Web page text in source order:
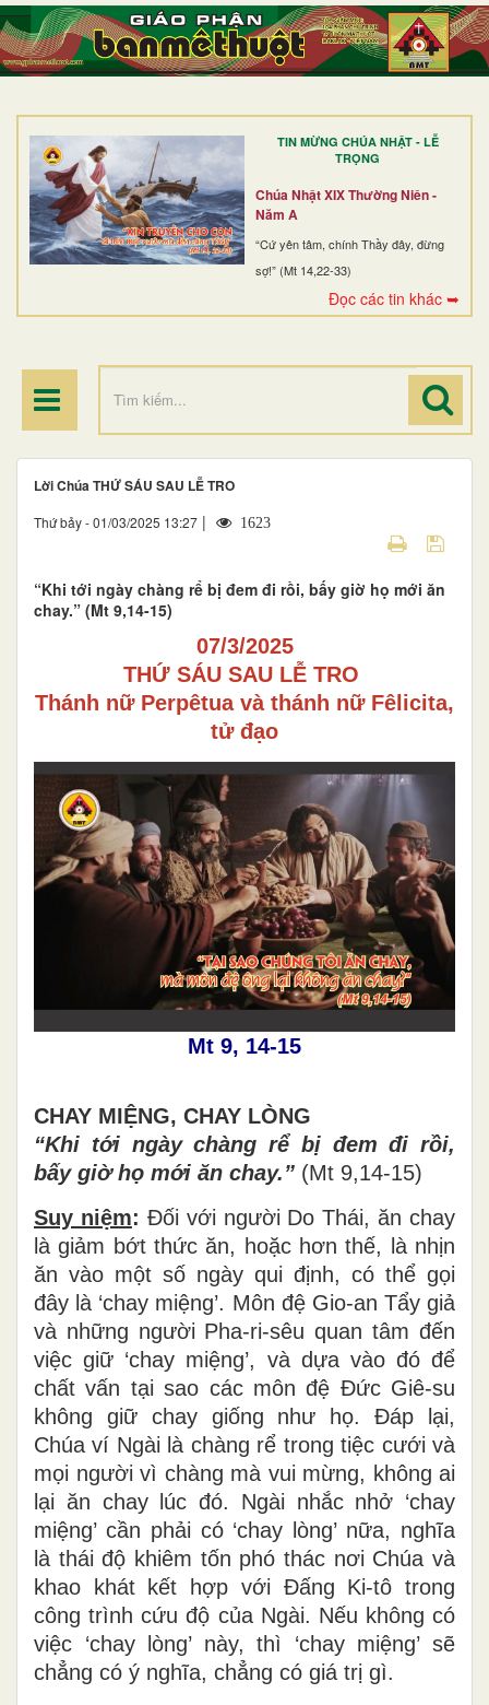
TIN MỪNG CHÚA NHẬT - LỄ
TRỌNG
Chúa Nhật XIX Thường Niên -
Năm A
“Cứ yên tâm, chính Thầy đây, đừng
sợ!” (Mt 14,22-33)
Đọc các tin khác ➥
TRANG NHẤT
GIỚI THIỆU
DÒNG TU
BAN MỤC VỤ
ĐOÀN THỂ CG
ĐIỂM HÀNH HƯƠNG
Lời Chúa THỨ SÁU SAU LỄ TRO
Thứ bảy - 01/03/2025 13:27 | 1623
“Khi tới ngày chàng rể bị đem đi rồi, bấy giờ họ mới ăn
chay.” (Mt 9,14-15)
07/3/2025
THỨ SÁU SAU LỄ TRO
Thánh nữ Perpêtua và thánh nữ Fêlicita,
tử đạo
Mt 9, 14-15
CHAY MIỆNG, CHAY LÒNG
“Khi tới ngày chàng rể bị đem đi rồi,
bấy giờ họ mới ăn chay.” (Mt 9,14-15)
Suy niệm: Đối với người Do Thái, ăn chay
là giảm bớt thức ăn, hoặc hơn thế, là nhịn
ăn vào một số ngày qui định, có thể gọi
đây là ‘chay miệng’. Môn đệ Gio-an Tẩy giả
và những người Pha-ri-sêu quan tâm đến
việc giữ ‘chay miệng’, và dựa vào đó để
chất vấn tại sao các môn đệ Đức Giê-su
không giữ chay giống như họ. Đáp lại,
Chúa ví Ngài là chàng rể trong tiệc cưới và
mọi người vì chàng mà vui mừng, không ai
lại ăn chay lúc đó. Ngài nhắc nhở ‘chay
miệng’ cần phải có ‘chay lòng’ nữa, nghĩa
là thái độ khiêm tốn phó thác nơi Chúa và
khao khát kết hợp với Đấng Ki-tô trong
công trình cứu độ của Ngài. Nếu không có
việc ‘chay lòng’ này, thì ‘chay miệng’ sẽ
chẳng có ý nghĩa, chẳng có giá trị gì.